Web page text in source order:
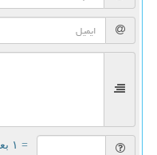
= ۱ بعلاوه ۳